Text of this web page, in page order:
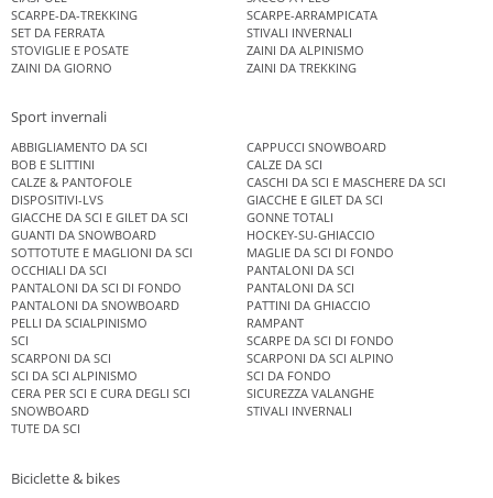
SCARPE-DA-TREKKING
SCARPE-ARRAMPICATA
SET DA FERRATA
STIVALI INVERNALI
STOVIGLIE E POSATE
ZAINI DA ALPINISMO
ZAINI DA GIORNO
ZAINI DA TREKKING
Sport invernali
ABBIGLIAMENTO DA SCI
CAPPUCCI SNOWBOARD
BOB E SLITTINI
CALZE DA SCI
CALZE & PANTOFOLE
CASCHI DA SCI E MASCHERE DA SCI
DISPOSITIVI-LVS
GIACCHE E GILET DA SCI
GIACCHE DA SCI E GILET DA SCI
GONNE TOTALI
GUANTI DA SNOWBOARD
HOCKEY-SU-GHIACCIO
SOTTOTUTE E MAGLIONI DA SCI
MAGLIE DA SCI DI FONDO
OCCHIALI DA SCI
PANTALONI DA SCI
PANTALONI DA SCI DI FONDO
PANTALONI DA SCI
PANTALONI DA SNOWBOARD
PATTINI DA GHIACCIO
PELLI DA SCIALPINISMO
RAMPANT
SCI
SCARPE DA SCI DI FONDO
SCARPONI DA SCI
SCARPONI DA SCI ALPINO
SCI DA SCI ALPINISMO
SCI DA FONDO
CERA PER SCI E CURA DEGLI SCI
SICUREZZA VALANGHE
SNOWBOARD
STIVALI INVERNALI
TUTE DA SCI
Biciclette & bikes